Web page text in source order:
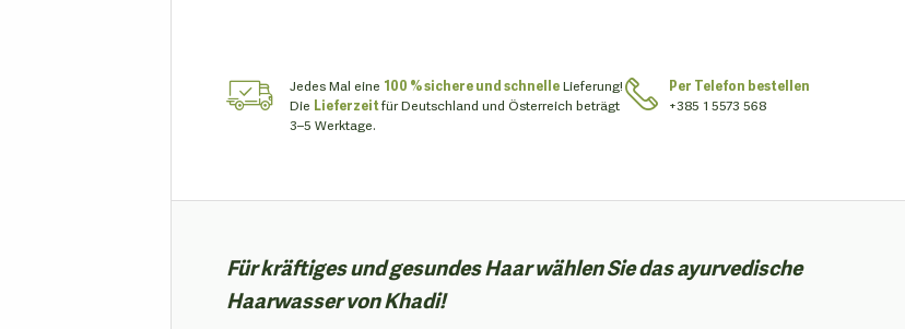
Jedes Mal eine 100 % sichere und schnelleLieferung!
Die Lieferzeitfür Deutschland und Österreich beträgt
3–5 Werktage.
Per Telefon bestellen
+385 1 5573 568
Für kräftiges und gesundes Haar wählen Sie das ayurvedische
Haarwasser von Khadi!